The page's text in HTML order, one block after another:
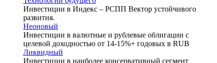
Инвестиции в Индекс – РСПП Вектор устойчивого
развития.
Неоновый
Инвестиции в валютные и рублевые облигации с
целевой доходностью от 14-15%+ годовых в RUB
Ликвидный
Инвестиции в наиболее консервативный сегмент